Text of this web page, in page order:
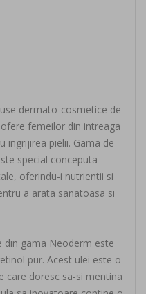
dermato-cosmetice de
femeilor din intreaga
ingrijirea pielii. Gama de
special conceputa
oferindu-i nutrientii si
a arata sanatoasa si
din gama Neoderm este
pur. Acest ulei este o
care doresc sa-si mentina